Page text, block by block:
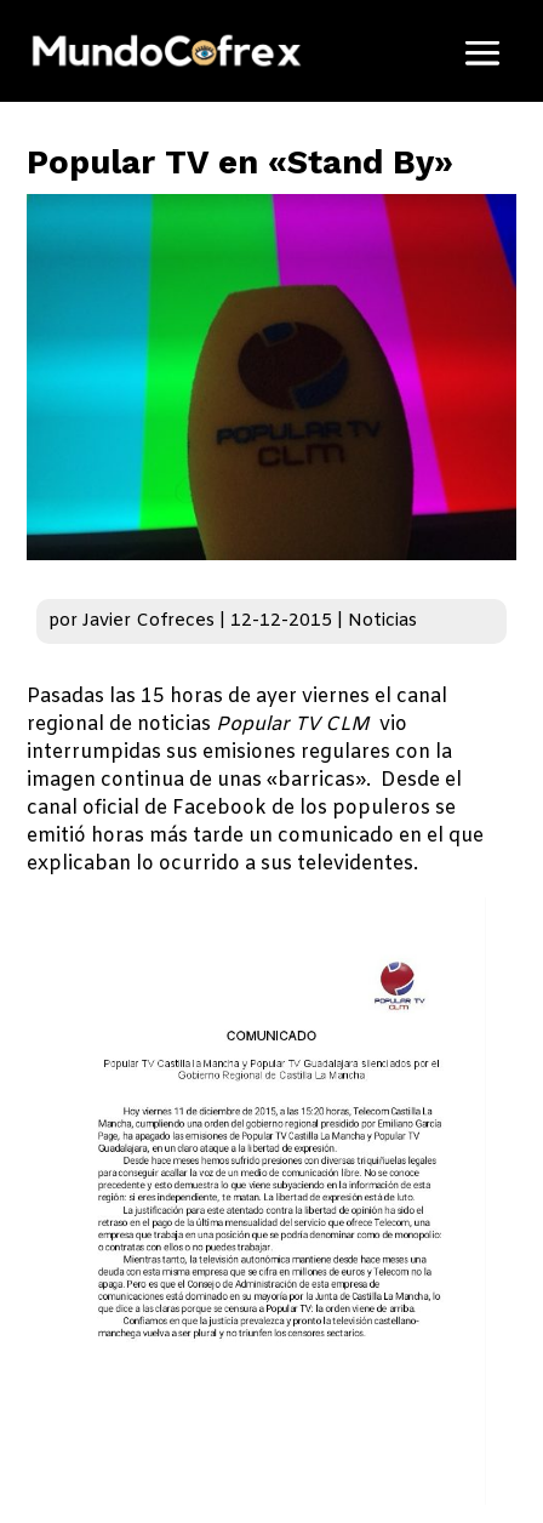
Popular TV en «Stand By»
porJavier Cofreces 12-12-2015 Noticias
Pasadas las 15 horas de ayer viernes el canal
regional de noticias Popular TV CLMvio
interrumpidas sus emisiones regulares con la
imagen continua de unas «barricas». Desde el
canal oficial de Facebook de los populeros se
emitió horas más tarde un comunicado en el que
explicaban lo ocurrido a sus televidentes.